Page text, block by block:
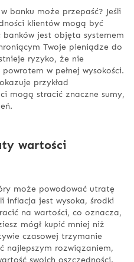
banku może przepaść? Jeśli
klientów mogą być
banków jest objęta systemem
Twoje pieniądze do
ryzyko, że nie
w pełnej wysokości.
przykład
mogą stracić znaczne sumy,
wartości
może powodować utratę
inflacja jest wysoka, środki
na wartości, co oznacza,
mógł kupić mniej niż
czasowej trzymanie
najlepszym rozwiązaniem,
swoich oszczędności.